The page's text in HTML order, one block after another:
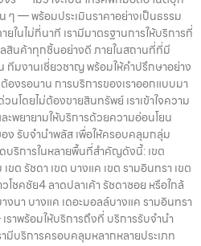
ๆ — พร้อมประเมินราคาอย่างเป็นธรรม
ยในไม่กี่นาที เรามีมาตรฐานการให้บริการที่
สินค้าทุกชิ้นอย่างดี ภายในสถานที่ที่มี
มงานเชี่ยวชาญ พร้อมให้คำปรึกษาอย่าง
งรอนาน การบริการของเราออกแบบมา
โดยไม่ต้องขายสินทรัพย์ เราเข้าใจความ
ะพยายามให้บริการด้วยความอ่อนโยน
ง รับจำนำพลัส เพื่อให้ครอบคลุมกลุ่ม
บริการในหลายพื้นที่สำคัญดังนี้: เขต
ขต รัชดา เขต บางแค เขต รามอินทรา เขต
ชคชัย4 ลาดปลาเค้า รัชดาซอย หรือใกล้
นา บางแค เดอะมอลล์บางแค รามอินทรา
าพร้อมให้บริการถึงที่ บริการรับจำนำ
มีบริการครอบคลุมหลากหลายประเภท